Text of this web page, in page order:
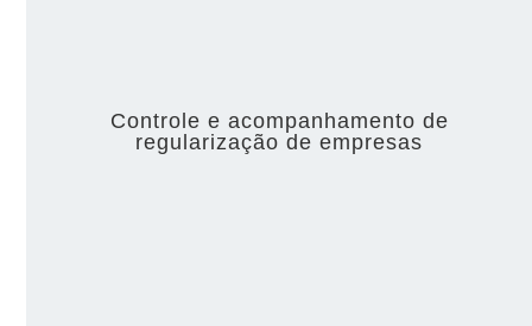
Controle e acompanhamento de
regularização de empresas